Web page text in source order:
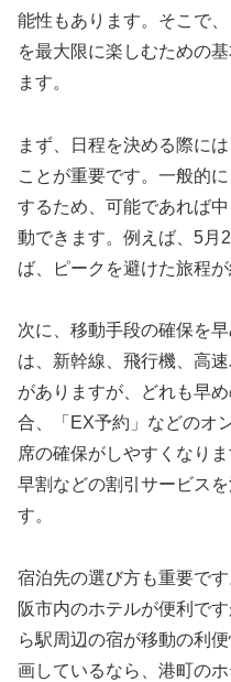
能性もあります。そこで
を最大限に楽しむための
ます。
まず、日程を決める際に
ことが重要です。一般的
するため、可能であれば
動できます。例えば、5月
ば、ピークを避けた旅程
次に、移動手段の確保を
は、新幹線、飛行機、高
がありますが、どれも早
合、「EX予約」などのオ
席の確保がしやすくなり
早割などの割引サービス
す。
宿泊先の選び方も重要で
阪市内のホテルが便利で
ら駅周辺の宿が移動の利
画しているなら、港町の